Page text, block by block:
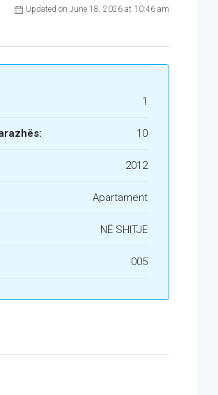
Updated on June 18, 2026 at 10:46 am
1
10
2012
Apartament
NË SHITJE
005